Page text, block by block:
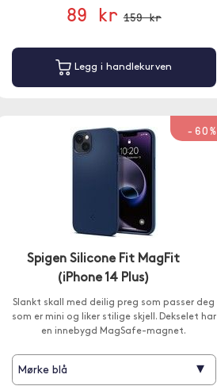
89 kr 159 kr
Legg i handlekurven
-60%
Spigen Silicone Fit MagFit
(iPhone 14 Plus)
Slankt skall med deilig preg som passer deg
som er mini og liker stilige skjell. Dekselet har
en innebygd MagSafe-magnet.
Mørke blå ▾